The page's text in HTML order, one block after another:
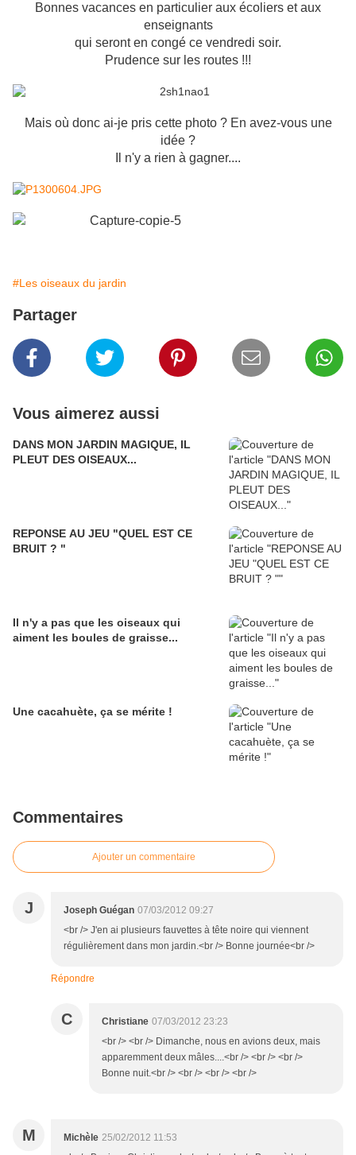
Bonnes vacances en particulier aux écoliers et aux
enseignants
qui seront en congé ce vendredi soir.
Prudence sur les routes !!!
Mais où donc ai-je pris cette photo ? En avez-vous une
idée ?
Il n'y a rien à gagner....
#Les oiseaux du jardin
Partager
Vous aimerez aussi
DANS MON JARDIN MAGIQUE, IL
PLEUT DES OISEAUX...
REPONSE AU JEU "QUEL EST CE
BRUIT ? "
Il n'y a pas que les oiseaux qui
aiment les boules de graisse...
Une cacahuète, ça se mérite !
Commentaires
Ajouter un commentaire
J Joseph Guégan 07/03/2012 09:27
<br /> J'en ai plusieurs fauvettes à tête noire qui viennent
régulièrement dans mon jardin.<br /> Bonne journée<br />
Répondre
C Christiane 07/03/2012 23:23
<br /> <br /> Dimanche, nous en avions deux, mais
apparemment deux mâles....<br /> <br /> <br />
Bonne nuit.<br /> <br /> <br /> <br />
M Michèle 25/02/2012 11:53